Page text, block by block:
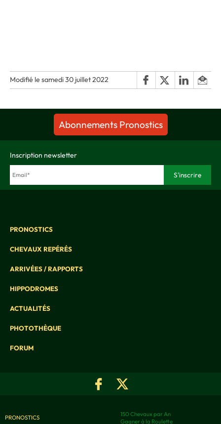
Modifié le samedi 30 juillet 2022
Abonnements Pronostics
Inscription newsletter
PRONOSTICS
CHEVAUX REPÉRÉS
ARRIVÉES / RAPPORTS
HIPPODROMES
ACTUALITÉS
PHOTOTHÈQUE
FORUM
PRONOSTICS
150 Chevaux par An
Gagner à la Roulette